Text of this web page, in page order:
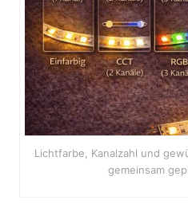
Lichtfarbe, Kanalzahl und
gemeinsam